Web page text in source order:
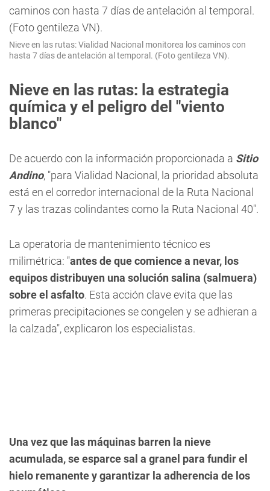
Nieve en las rutas: Vialidad Nacional monitorea los caminos con
hasta 7 días de antelación al temporal. (Foto gentileza VN).
Nieve en las rutas: la estrategia
química y el peligro del "viento
blanco"
De acuerdo con la información proporcionada a Sitio
Andino, "para Vialidad Nacional, la prioridad absoluta
está en el corredor internacional de la Ruta Nacional
7 y las trazas colindantes como la Ruta Nacional 40".
La operatoria de mantenimiento técnico es
milimétrica: "antes de que comience a nevar, los
equipos distribuyen una solución salina (salmuera)
sobre el asfalto. Esta acción clave evita que las
primeras precipitaciones se congelen y se adhieran a
la calzada", explicaron los especialistas.
Una vez que las máquinas barren la nieve
acumulada, se esparce sal a granel para fundir el
hielo remanente y garantizar la adherencia de los